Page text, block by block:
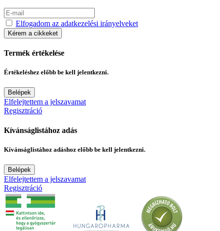
Elfogadom az adatkezelési irányelveket
Kérem a cikkeket
Termék értékelése
Értékeléshez előbb be kell jelentkezni.
Belépek
Elfelejtettem a jelszavamat
Regisztráció
Kívánságlistához adás
Kívánságlistához adáshoz előbb be kell jelentkezni.
Belépek
Elfelejtettem a jelszavamat
Regisztráció